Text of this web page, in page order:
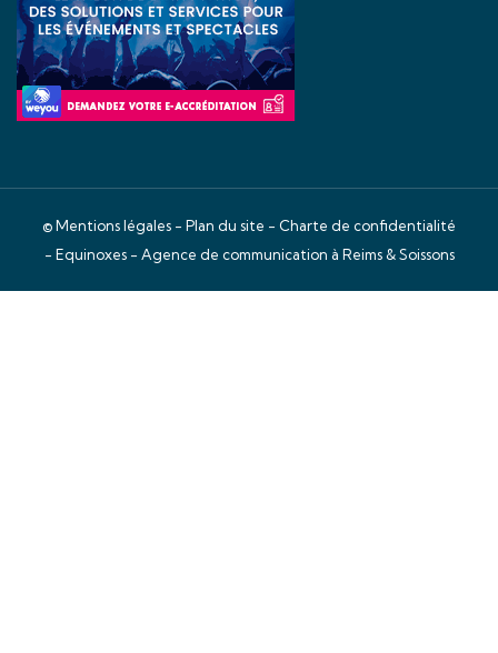
©Mentions légales - Plan du site - Charte de confidentialité
- Equinoxes - Agence de communication à Reims & Soissons